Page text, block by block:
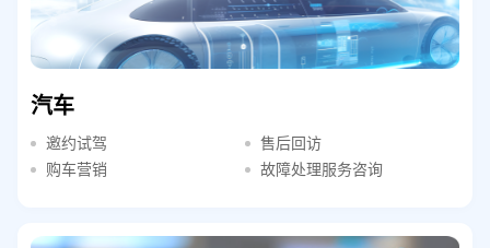
汽车
邀约试驾
购车营销
售后回访
故障处理服务咨询